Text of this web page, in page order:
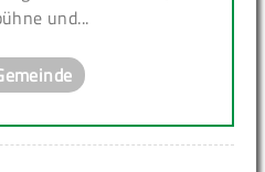
und...